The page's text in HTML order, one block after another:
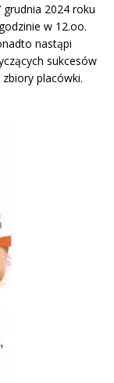
grudnia 2024 roku
w 12.oo.
nastąpi
sukcesów
placówki.